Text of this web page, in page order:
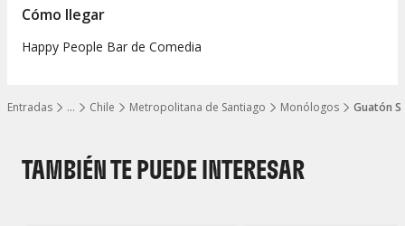
…
Mostrar todos los niveles
Entradas Chile Metropolitana de Santiago Monólogos Guatón
Cómo llegar
Happy People Bar de Comedia
TAMBIÉN TE PUEDE INTERESAR